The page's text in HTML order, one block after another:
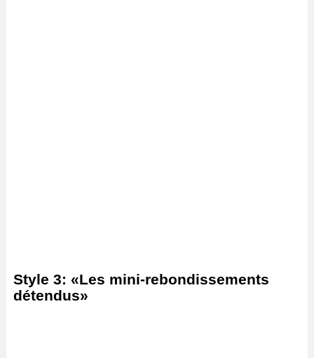
Style 3: «Les mini-rebondissements
détendus»